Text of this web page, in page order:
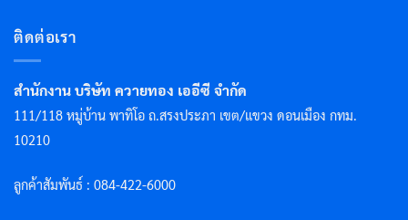
ติดต่อเรา
สำนักงาน บริษัท ควายทอง เออีซี จำกัด
111/118 หมู่บ้าน พาทิโอ ถ.สรงประภา เขต/แขวง ดอนเมือง กทม.
10210
ลูกค้าสัมพันธ์ : 084-422-6000